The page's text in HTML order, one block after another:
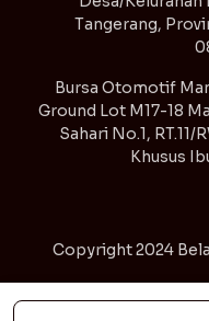
Tangerang,
Bursa Otomotif
Ground Lot M17-18
Sahari No.1,
Khusus
Copyright2024